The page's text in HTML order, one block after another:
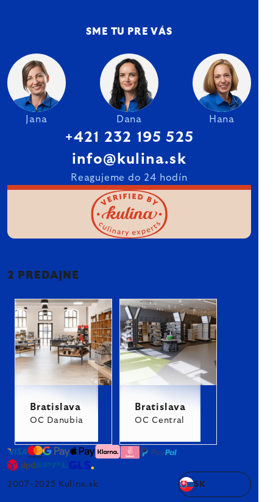
SME TU PRE VÁS
Jana Dana Hana
+421 232 195 525
info@kulina.sk
Reagujeme do 24 hodín
2 PREDAJNE
Bratislava
OC Danubia
Bratislava
OC Central
2007–2025 Kulina.sk SK